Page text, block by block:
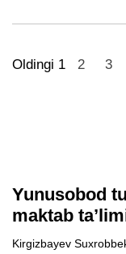
Oldingi 1 2 3
Yunusobod
maktab
Kirgizbayev